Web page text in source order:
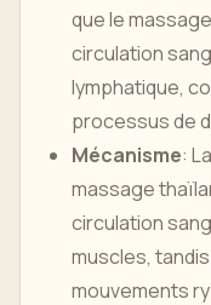
que le
circulation
lymphatique,
processus de
Mécanisme:
massage
circulation
muscles,
mouvements